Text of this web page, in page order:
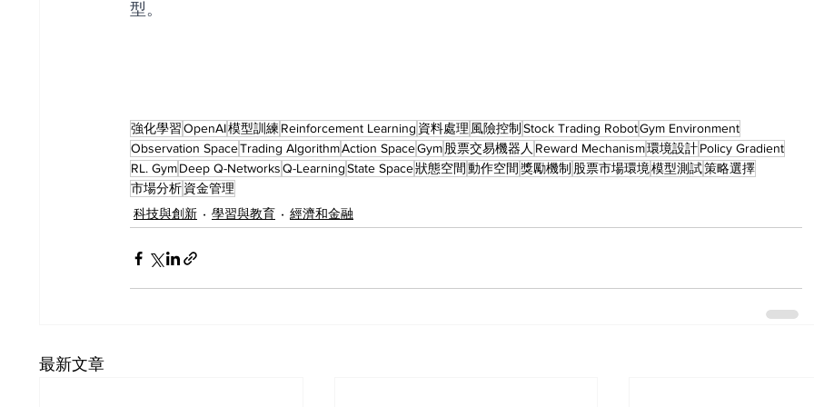
型。
強化學習OpenAI模型訓練 Reinforcement Learning 資料處理 風險控制 Stock Trading RobotGym Environment
Observation SpaceTrading AlgorithmAction SpaceGym股票交易機器人 Reward Mechanism環境設計Policy Gradient
RL. GymDeep Q-NetworksQ-LearningState Space狀態空間 動作空間 獎勵機制 股票市場環境模型測試策略選擇
市場分析資金管理
科技與創新
學習與教育 經濟和金融
最新文章